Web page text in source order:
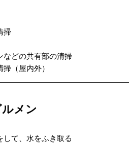
掃
などの共有部の清掃
（屋内外）
メン
をして、水をふき取る